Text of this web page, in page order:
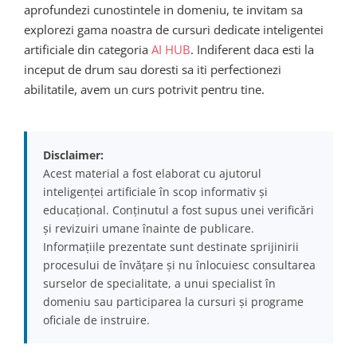
aprofundezi cunostintele in domeniu, te invitam sa
explorezi gama noastra de cursuri dedicate inteligentei
artificiale din categoria AI HUB. Indiferent daca esti la
inceput de drum sau doresti sa iti perfectionezi
abilitatile, avem un curs potrivit pentru tine.
Disclaimer:
Acest material a fost elaborat cu ajutorul
inteligenței artificiale în scop informativ și
educațional. Conținutul a fost supus unei verificări
și revizuiri umane înainte de publicare.
Informațiile prezentate sunt destinate sprijinirii
procesului de învățare și nu înlocuiesc consultarea
surselor de specialitate, a unui specialist în
domeniu sau participarea la cursuri și programe
oficiale de instruire.